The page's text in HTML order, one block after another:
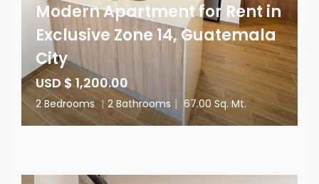
Modern Apartment for Rent in
Exclusive Zone 14, Guatemala
City
USD $ 1,200.00
2 Bedrooms | 2 Bathrooms | 67.00 Sq. Mt.